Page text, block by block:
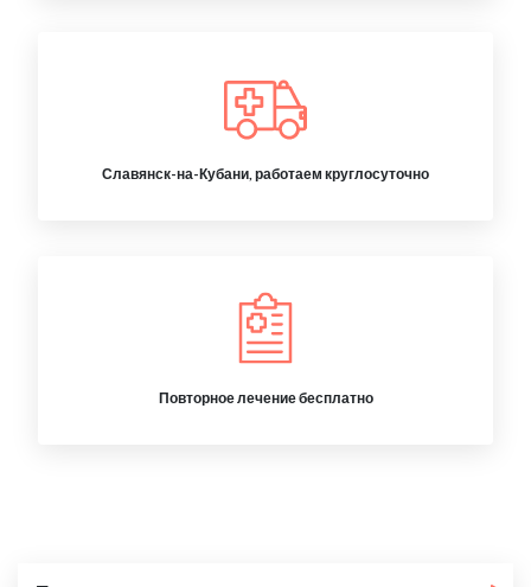
Славянск-на-Кубани, работаем круглосуточно
Повторное лечение бесплатно